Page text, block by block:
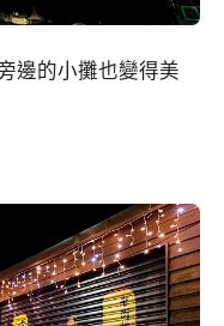
邊的小攤也變得美